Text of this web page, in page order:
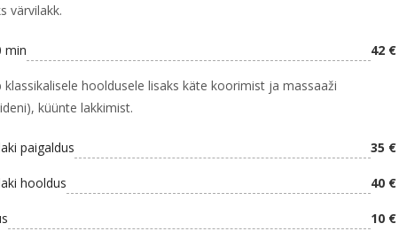
värvilakk.
min 42 €
klassikalisele hooldusele lisaks käte koorimist ja massaaži
küünte lakkimist.
paigaldus 35 €
hooldus 40 €
10 €